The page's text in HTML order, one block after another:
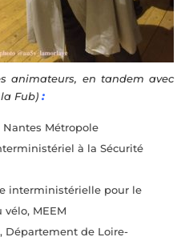
animateurs, en tandem avec
Fub):
Nantes Métropole
à la Sécurité
interministérielle pour le
MEEM
Département de Loire-